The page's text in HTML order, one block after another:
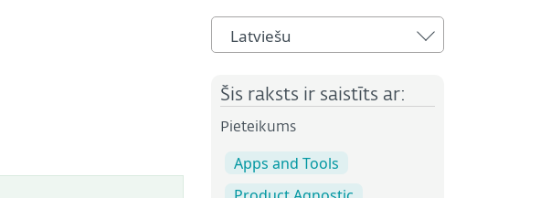
Latviešu
Šis raksts ir saistīts ar:
Pieteikums
Apps and Tools